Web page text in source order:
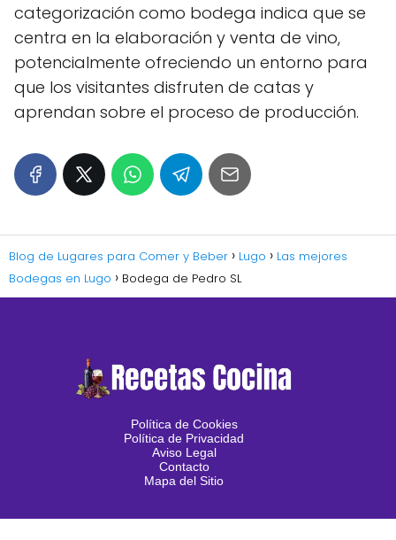
categorización como bodega indica que se
centra en la elaboración y venta de vino,
potencialmente ofreciendo un entorno para
que los visitantes disfruten de catas y
aprendan sobre el proceso de producción.
Blog de Lugares para Comer y Beber Lugo
Las mejores
Bodegas en Lugo
Bodega de Pedro SL
Política de Cookies
Política de Privacidad
Aviso Legal
Contacto
Mapa del Sitio